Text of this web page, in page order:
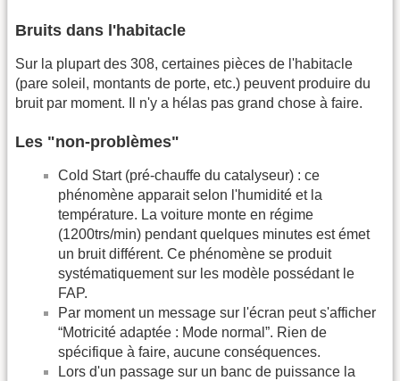
Bruits dans l'habitacle
Sur la plupart des 308, certaines pièces de l'habitacle
(pare soleil, montants de porte, etc.) peuvent produire du
bruit par moment. Il n'y a hélas pas grand chose à faire.
Les "non-problèmes"
Cold Start (pré-chauffe du catalyseur) : ce
phénomène apparait selon l'humidité et la
température. La voiture monte en régime
(1200trs/min) pendant quelques minutes est émet
un bruit différent. Ce phénomène se produit
systématiquement sur les modèle possédant le
FAP.
Par moment un message sur l'écran peut s'afficher
“Motricité adaptée : Mode normal”. Rien de
spécifique à faire, aucune conséquences.
Lors d'un passage sur un banc de puissance la